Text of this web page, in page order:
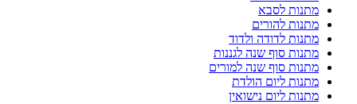
מתנות לסבא
מתנות להורים
מתנות לדודה ולדוד
מתנות סוף שנה לגננות
מתנות סוף שנה למורים
מתנות ליום הולדת
מתנות ליום נישואין